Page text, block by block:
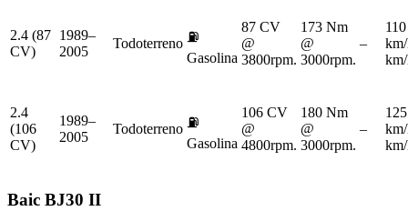
2.4 (87
CV)
1989–
2005
Todoterreno ⛽
Gasolina
87 CV
@
3800rpm.
173 Nm
@
3000rpm.
–
110
2.4
(106
CV)
1989–
2005
Todoterreno ⛽
Gasolina
106 CV
@
4800rpm.
180 Nm
@
3000rpm.
–
125
Baic BJ30 II